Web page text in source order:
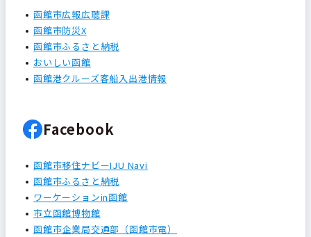
函館市広報広聴課
函館市防災X
函館市ふるさと納税
おいしい函館
函館港クルーズ客船入出港情報
Facebook
函館市移住ナビーIJU Navi
函館市ふるさと納税
ワーケーションin函館
市立函館博物館
函館市企業局交通部（函館市電）